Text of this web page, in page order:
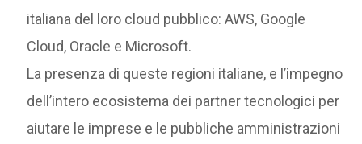
italiana del loro cloud pubblico: AWS, Google
Cloud, Oracle e Microsoft.
La presenza di queste regioni italiane, e l’impegno
dell’intero ecosistema dei partner tecnologici per
aiutare le imprese e le pubbliche amministrazioni